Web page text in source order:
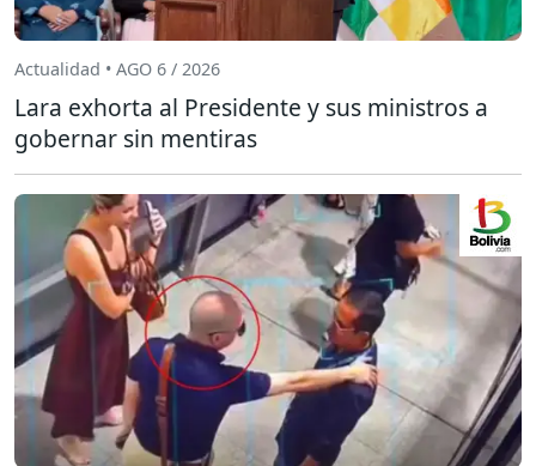
Actualidad • AGO 6 / 2026
Lara exhorta al Presidente y sus ministros a
gobernar sin mentiras